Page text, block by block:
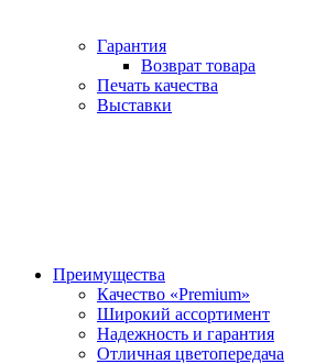
Гарантия
Возврат товара
Печать качества
Выставки
Преимущества
Качество «Premium»
Широкий ассортимент
Надежность и гарантия
Отличная цветопередача